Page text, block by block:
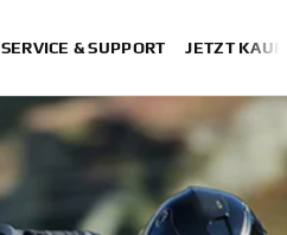
SERVICE & SUPPORT JETZT